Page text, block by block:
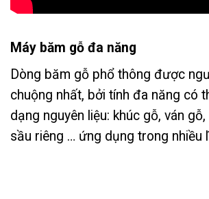
Máy băm gỗ đa năng
Dòng băm gỗ phổ thông được
chuộng nhất, bởi tính đa năng có
dạng nguyên liệu: khúc gỗ, ván
sầu riêng … ứng dụng trong nhiều